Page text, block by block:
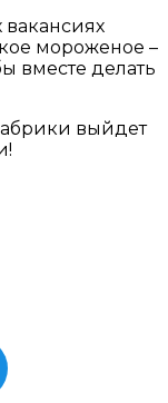
мороженое –
вместе делать
выйдет